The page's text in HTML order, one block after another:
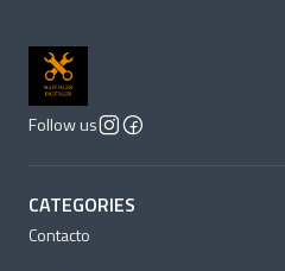
Follow us
CATEGORIES
Contacto